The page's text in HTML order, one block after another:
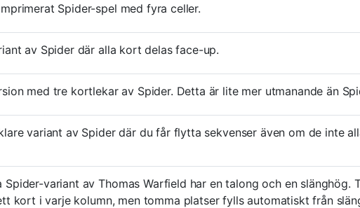
Spider-spel med fyra celler.
av Spider där alla kort delas face-up.
med tre kortlekar av Spider. Detta är lite mer utmanande än
variant av Spider där du får flytta sekvenser även om de inte
Spider-variant av Thomas Warfield har en talong och en slänghög.
kort i varje kolumn, men tomma platser fylls automatiskt från